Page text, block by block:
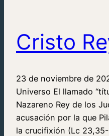
Cristo
23 de noviembre de
Universo El llamado
Nazareno Rey de los
acusación por la que
la crucifixión (Lc